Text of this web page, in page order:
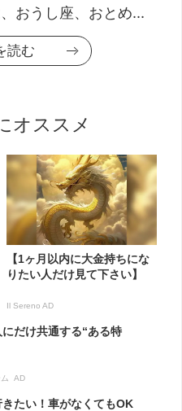
おうし座、おとめ...
読む
オススメ
【1ヶ月以内に大金持ちにな
りたい人だけ見て下さい】
Il Sereno AD
だけ共通する“ある特
ム AD
たい！車がなくてもOK